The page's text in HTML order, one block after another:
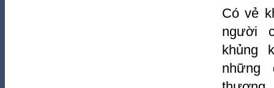
Có vẻ
người
khủng
những